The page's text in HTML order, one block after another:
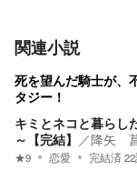
関連小説
死を望んだ騎士が、
タジー！
キミとネコと暮らし
～【完結】 ／降矢
★9 恋愛 完結済22